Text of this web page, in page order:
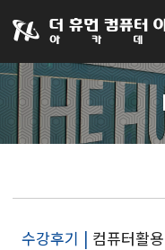
031-252-7277
수강후기 | 컴퓨터활
아카데미소개
인사말
오시는길